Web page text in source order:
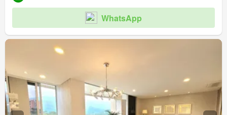
WhatsApp